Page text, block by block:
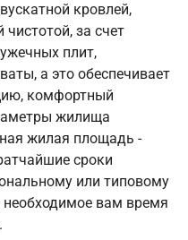
кровлей,
за счет
плит,
а это обеспечивает
комфортный
жилища
жилая площадь -
сроки
или типовому
вам время